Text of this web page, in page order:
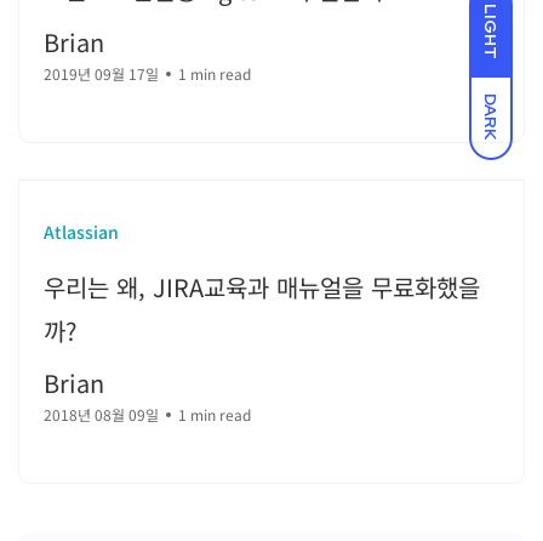
LIGHT
DARK
Brian
2019년 09월 17일 1 min read
Atlassian
우리는 왜, JIRA교육과 매뉴얼을 무료화했을
까?
Brian
2018년 08월 09일 1 min read